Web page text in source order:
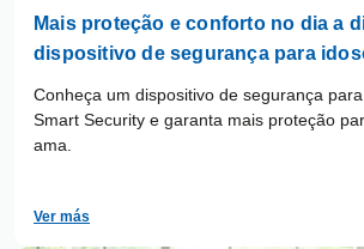
Mais proteção e conforto no dia a
dispositivo de segurança para
Conheça um dispositivo de segurança
Smart Security e garanta mais proteção
ama.
Ver más